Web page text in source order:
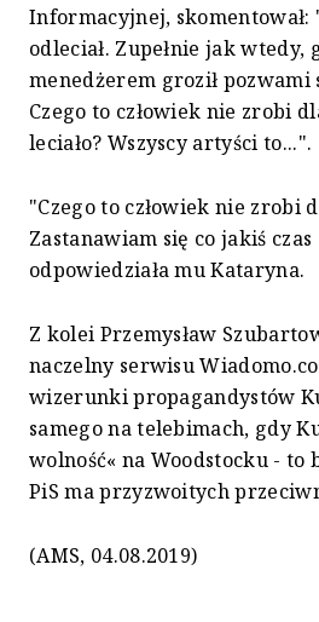
Informacyjnej, skomentował:
odleciał. Zupełnie jak wtedy,
menedżerem groził pozwami
Czego to człowiek nie zrobi
leciało? Wszyscy artyści to...".
"Czego to człowiek nie zrobi
Zastanawiam się co jakiś czas
odpowiedziała mu Kataryna.
Z kolei Przemysław
naczelny serwisu
wizerunki propagandystów
samego na telebimach, gdy
wolność« na Woodstocku - to
PiS ma przyzwoitych
(AMS, 04.08.2019)